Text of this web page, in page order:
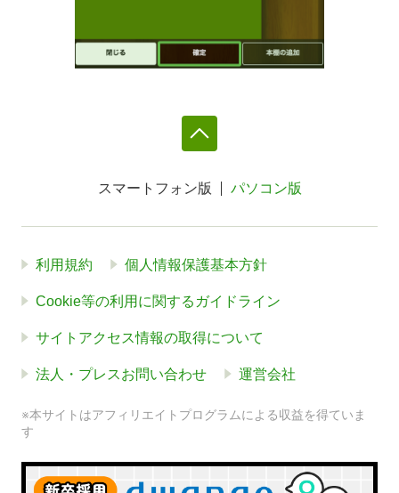
スマートフォン版 パソコン版
利用規約 個人情報保護基本方針
Cookie等の利用に関するガイドライン
サイトアクセス情報の取得について
法人・プレスお問い合わせ 運営会社
※本サイトはアフィリエイトプログラムによる収益を得ていま
す